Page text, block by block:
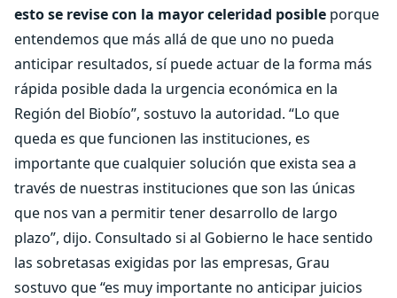
esto se revise con la mayor celeridad posible porque
entendemos que más allá de que uno no pueda
anticipar resultados, sí puede actuar de la forma más
rápida posible dada la urgencia económica en la
Región del Biobío”, sostuvo la autoridad. “Lo que
queda es que funcionen las instituciones, es
importante que cualquier solución que exista sea a
través de nuestras instituciones que son las únicas
que nos van a permitir tener desarrollo de largo
plazo”, dijo. Consultado si al Gobierno le hace sentido
las sobretasas exigidas por las empresas, Grau
sostuvo que “es muy importante no anticipar juicios